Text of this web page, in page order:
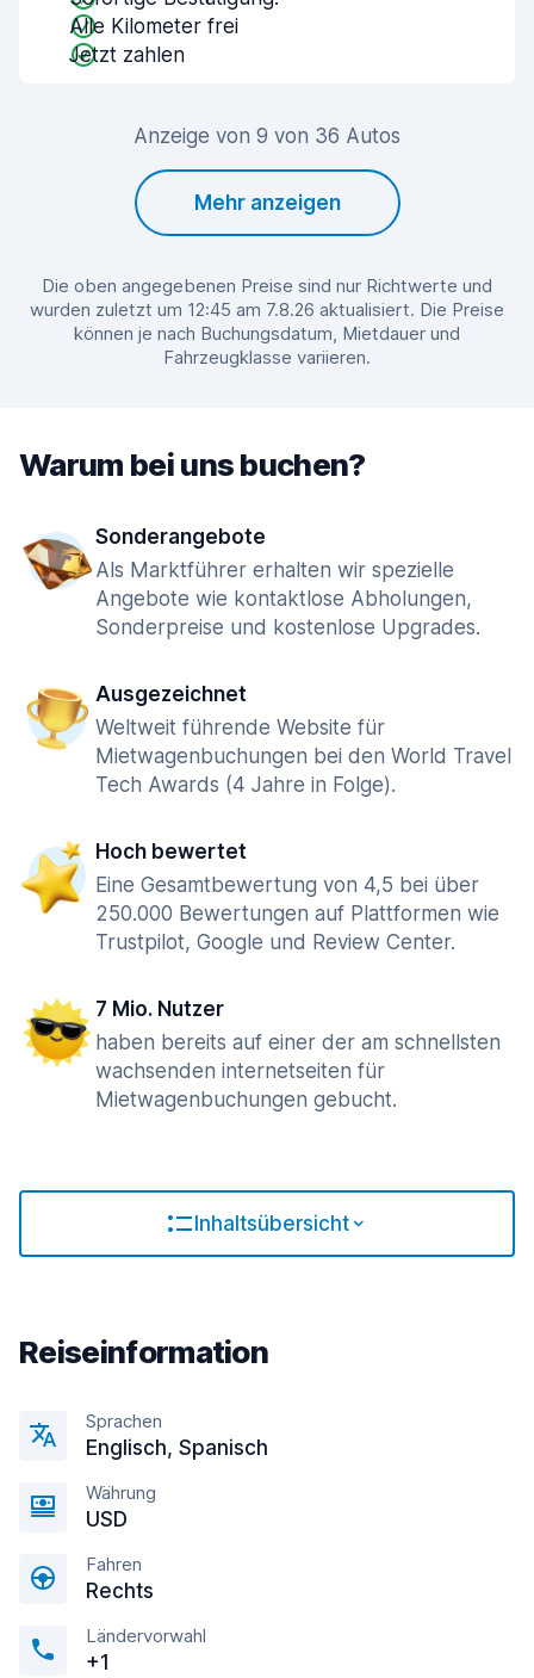
Alle Kilometer frei
Jetzt zahlen
Anzeige von 9 von 36 Autos
Mehr anzeigen
Die oben angegebenen Preise sind nur Richtwerte und
wurden zuletzt um 12:45 am 7.8.26 aktualisiert. Die Preise
können je nach Buchungsdatum, Mietdauer und
Fahrzeugklasse variieren.
Warum bei uns buchen?
Sonderangebote
Als Marktführer erhalten wir spezielle
Angebote wie kontaktlose Abholungen,
Sonderpreise und kostenlose Upgrades.
Ausgezeichnet
Weltweit führende Website für
Mietwagenbuchungen bei den World Travel
Tech Awards (4 Jahre in Folge).
Hoch bewertet
Eine Gesamtbewertung von 4,5 bei über
250.000 Bewertungen auf Plattformen wie
Trustpilot, Google und Review Center.
7 Mio. Nutzer
haben bereits auf einer der am schnellsten
wachsenden internetseiten für
Mietwagenbuchungen gebucht.
Inhaltsübersicht
Reiseinformation
Sprachen
Englisсh, Spanisch
Währung
USD
Fahren
Rechts
Ländervorwahl
+1